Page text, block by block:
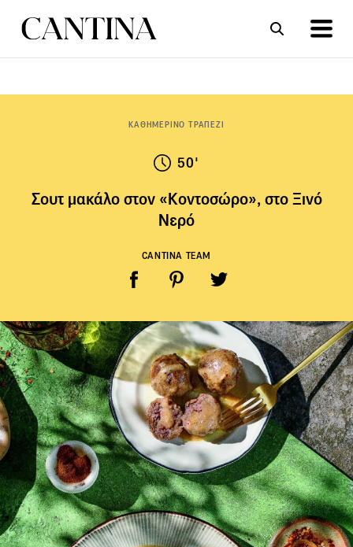
ΚΑΘΗΜΕΡΙΝΟ ΤΡΑΠΕΖΙ
50'
Σουτ μακάλο στον «Κοντοσώρο», στο Ξινό
Νερό
CANTINA TEAM